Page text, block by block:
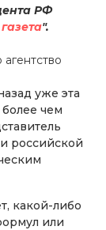
РФ
".
уже эта
чем
российской
какой-либо
или